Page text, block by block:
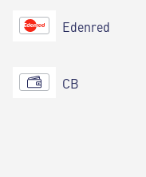
Edenred
CB